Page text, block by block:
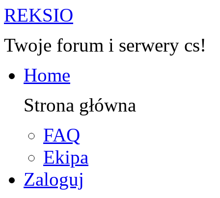
REKSIO
Twoje forum i serwery cs!
Home
Strona główna
FAQ
Ekipa
Zaloguj